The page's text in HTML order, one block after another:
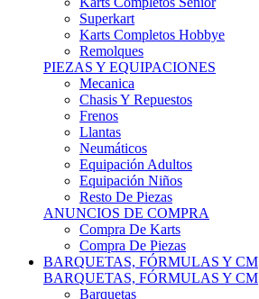
Karts Completos Hobbye
Remolques
PIEZAS Y EQUIPACIONES
Mecanica
Chasis Y Repuestos
Frenos
Llantas
Neumáticos
Equipación Adultos
Equipación Niños
Resto De Piezas
ANUNCIOS DE COMPRA
Compra De Karts
Compra De Piezas
BARQUETAS, FÓRMULAS Y CM
BARQUETAS, FÓRMULAS Y CM
Barquetas
Fórmulas